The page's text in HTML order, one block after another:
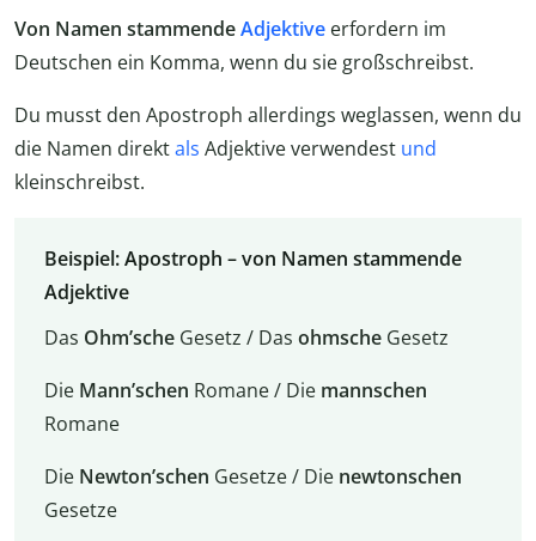
Von Namen stammendeAdjektive erfordern im
Deutschen ein Komma, wenn du sie großschreibst.
Du musst den Apostroph allerdings weglassen, wenn du
die Namen direktals Adjektive verwendest und
kleinschreibst.
Beispiel: Apostroph – von Namen stammende
Adjektive
Das Ohm’scheGesetz / Das ohmsche Gesetz
Die Mann’schen Romane / Die mannschen
Romane
Die Newton’schen Gesetze / Die newtonschen
Gesetze